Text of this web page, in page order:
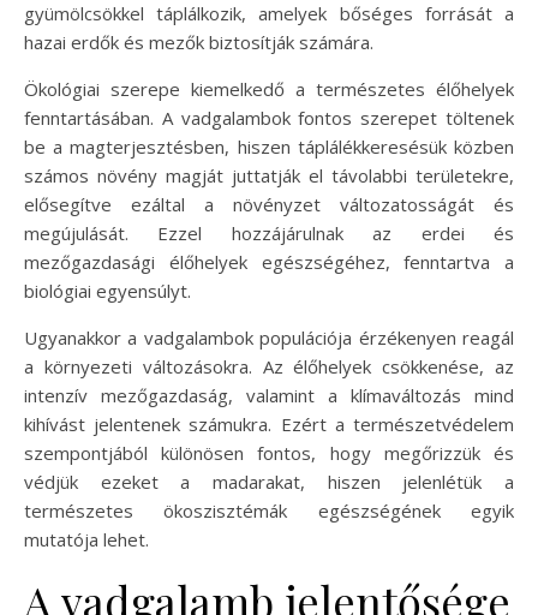
gyümölcsökkel táplálkozik, amelyek bőséges forrását a
hazai erdők és mezők biztosítják számára.
Ökológiai szerepe kiemelkedő a természetes élőhelyek
fenntartásában. A vadgalambok fontos szerepet töltenek
be a magterjesztésben, hiszen táplálékkeresésük közben
számos növény magját juttatják el távolabbi területekre,
elősegítve ezáltal a növényzet változatosságát és
megújulását. Ezzel hozzájárulnak az erdei és
mezőgazdasági élőhelyek egészségéhez, fenntartva a
biológiai egyensúlyt.
Ugyanakkor a vadgalambok populációja érzékenyen reagál
a környezeti változásokra. Az élőhelyek csökkenése, az
intenzív mezőgazdaság, valamint a klímaváltozás mind
kihívást jelentenek számukra. Ezért a természetvédelem
szempontjából különösen fontos, hogy megőrizzük és
védjük ezeket a madarakat, hiszen jelenlétük a
természetes ökoszisztémák egészségének egyik
mutatója lehet.
A vadgalamb jelentősége